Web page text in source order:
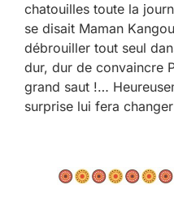
chatouilles toute la
se disait Maman
débrouiller tout seul
dur, dur de convaincre
grand saut !…
surprise lui fera